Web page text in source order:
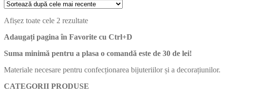
Afișez toate cele 2 rezultateSortat
cele
recente
Adaugați pagina în Favorite cu Ctrl+D
Suma minimă pentru a plasa o comandă este de 30 de lei!
Materiale necesare pentru confecționarea bijuteriilor și a decorațiunilor.
CATEGORII PRODUSE